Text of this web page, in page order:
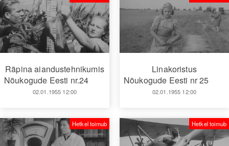
Räpina aiandustehnikumis
Nõukogude Eesti nr.24
02.01.1955 12:00
Linakoristus
Nõukogude Eesti nr 25
02.01.1955 12:00
Hetkel toimub Hetkel toimub